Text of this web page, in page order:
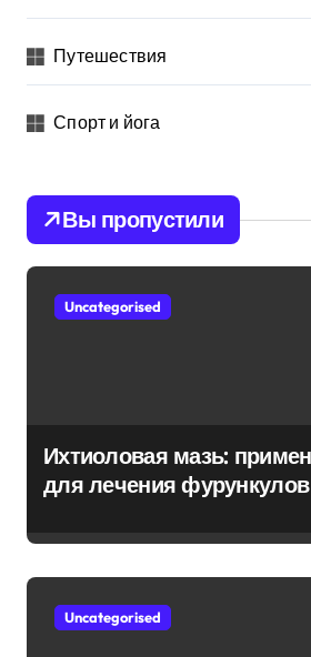
Путешествия
Спорт и йога
Вы пропустили
Uncategorised
Ихтиоловая мазь:
для лечения фурункулов
Uncategorised